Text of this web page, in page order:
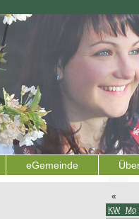
eGemeinde
«
KW Mo